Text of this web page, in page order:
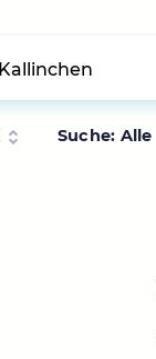
Suche: Alle